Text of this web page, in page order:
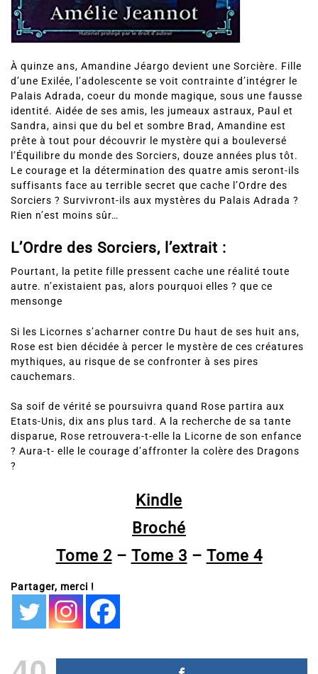
À quinze ans, Amandine Jéargo devient une Sorcière. Fille
d’une Exilée, l’adolescente se voit contrainte d’intégrer le
Palais Adrada, coeur du monde magique, sous une fausse
identité. Aidée de ses amis, les jumeaux astraux, Paul et
Sandra, ainsi que du bel et sombre Brad, Amandine est
prête à tout pour découvrir le mystère qui a bouleversé
l’Équilibre du monde des Sorciers, douze années plus tôt.
Le courage et la détermination des quatre amis seront-ils
suffisants face au terrible secret que cache l’Ordre des
Sorciers ? Survivront-ils aux mystères du Palais Adrada ?
Rien n’est moins sûr…
L’Ordre des Sorciers, l’extrait :
Pourtant, la petite fille pressent cache une réalité toute
autre. n’existaient pas, alors pourquoi elles ? que ce
mensonge
Si les Licornes s’acharner contre Du haut de ses huit ans,
Rose est bien décidée à percer le mystère de ces créatures
mythiques, au risque de se confronter à ses pires
cauchemars.
Sa soif de vérité se poursuivra quand Rose partira aux
Etats-Unis, dix ans plus tard. A la recherche de sa tante
disparue, Rose retrouvera-t-elle la Licorne de son enfance
? Aura-t- elle le courage d’affronter la colère des Dragons
?
Kindle
Broché
Tome 2– Tome 3 – Tome 4
Partager, merci !